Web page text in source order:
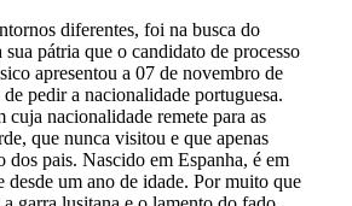
diferentes, foi na busca do
pátria que o candidato de processo
apresentou a 07 de novembro de
pedir a nacionalidade portuguesa.
cuja nacionalidade remete para as
que nunca visitou e que apenas
dos pais. Nascido em Espanha, é em
desde um ano de idade. Por muito que